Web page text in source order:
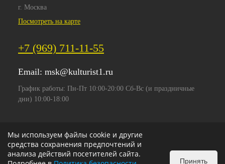
г. Москва
Посмотреть на карте
+7 (969) 711-11-55
Email: msk@kulturist1.ru
График работы: Пн-Пт 10:00-20:00 Сб-Вс (и праздничные
дни) 10:00-18:00
Мы используем файлы cookie и другие
средства сохранения предпочтений и
анализа действий посетителей сайта.
Принять